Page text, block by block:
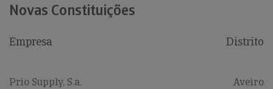
Novas Constituições
Empresa Distrito
Prio Supply, S.a. Aveiro